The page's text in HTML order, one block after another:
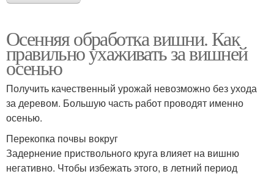
Осенняя обработка вишни. Как
правильно ухаживать за вишней
осенью
Получить качественный урожай невозможно без ухода
за деревом. Большую часть работ проводят именно
осенью.
Перекопка почвы вокруг
Задернение приствольного круга влияет на вишню
негативно. Чтобы избежать этого, в летний период